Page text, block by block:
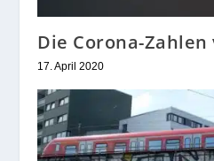
Die Corona-Zahlen
17. April 2020